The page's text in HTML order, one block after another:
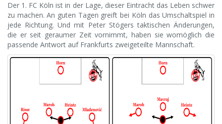
Der 1. FC Köln ist in der Lage, dieser Eintracht das Leben schwer
zu machen. An guten Tagen greift bei Köln das Umschaltspiel in
jede Richtung. Und mit Peter Stögers taktischen Änderungen,
die er seit geraumer Zeit vornimmt, haben sie womöglich die
passende Antwort auf Frankfurts zweigeteilte Mannschaft.